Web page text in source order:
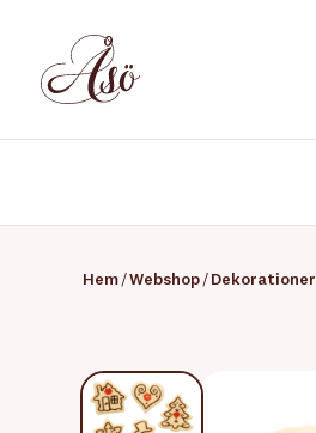
Hem /Webshop / Dekorationer